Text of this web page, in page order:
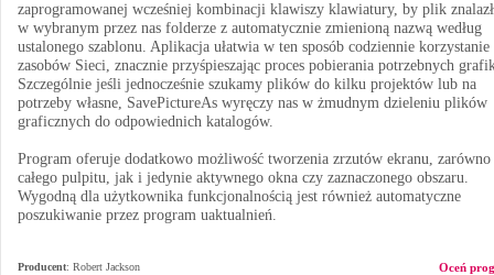
zaprogramowanej wcześniej kombinacji klawiszy klawiatury, by plik
w wybranym przez nas folderze z automatycznie zmienioną nazwą według
ustalonego szablonu. Aplikacja ułatwia w ten sposób codziennie korzystanie
zasobów Sieci, znacznie przyśpieszając proces pobierania potrzebnych
Szczególnie jeśli jednocześnie szukamy plików do kilku projektów lub na
potrzeby własne, SavePictureAs wyręczy nas w żmudnym dzieleniu plików
graficznych do odpowiednich katalogów.
Program oferuje dodatkowo możliwość tworzenia zrzutów ekranu, zarówno
całego pulpitu, jak i jedynie aktywnego okna czy zaznaczonego obszaru.
Wygodną dla użytkownika funkcjonalnością jest również automatyczne
poszukiwanie przez program uaktualnień.
Producent: Robert Jackson
Oceń